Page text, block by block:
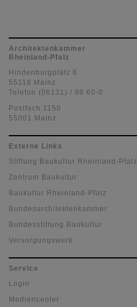
Architektenkammer
Rheinland-Pfalz
Hindenburgplatz 6
55118 Mainz
Telefon (06131) / 99 60-0
Postfach 1150
55001 Mainz
Externe Links
Stiftung Baukultur Rheinland-Pfalz
Zentrum Baukultur
Baukultur Rheinland-Pfalz
Bundesarchitektenkammer
Bundesstiftung Baukultur
Versorgungswerk
Service
Login
Mediencenter